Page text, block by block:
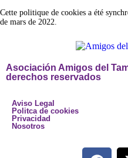
Cette politique de cookies a été
de mars de 2022.
Asociación Amigos del
derechos reservados
Aviso Legal
Politca de cookies
Privacidad
Nosotros